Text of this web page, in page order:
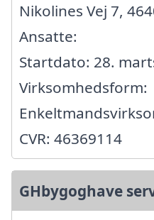
Nikolines Vej 7,
Ansatte:
Startdato: 28.
Virksomhedsform:
CVR: 46369114
GHbygoghave